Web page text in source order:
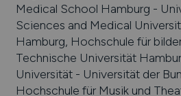
Medical School Hamburg -
Sciences and Medical
Hamburg, Hochschule für
Technische Universität
Universität - Universität der
Hochschule für Musik und